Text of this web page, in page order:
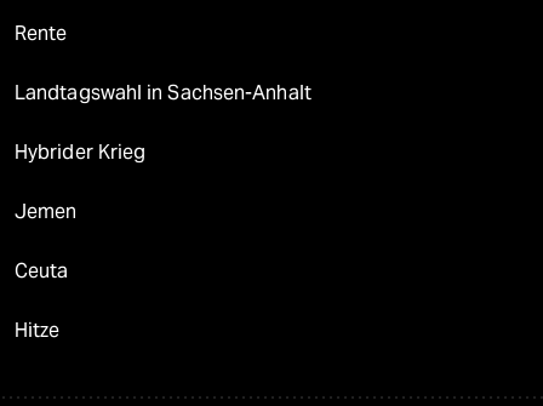
Rente
Landtagswahl in Sachsen-Anhalt
Hybrider Krieg
Jemen
Ceuta
Hitze